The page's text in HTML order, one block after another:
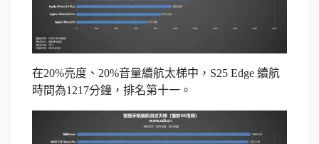
在20%亮度、20%音量續航太梯中，S25 Edge 續航
時間為1217分鐘，排名第十一。